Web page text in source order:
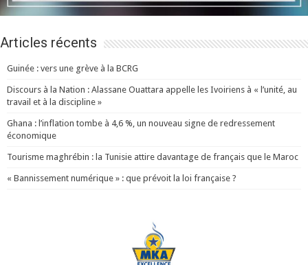
Articles récents
Guinée : vers une grève à la BCRG
Discours à la Nation : Alassane Ouattara appelle les Ivoiriens à « l’unité, au
travail et à la discipline »
Ghana : l’inflation tombe à 4,6 %, un nouveau signe de redressement
économique
Tourisme maghrébin : la Tunisie attire davantage de français que le Maroc
« Bannissement numérique » : que prévoit la loi française ?